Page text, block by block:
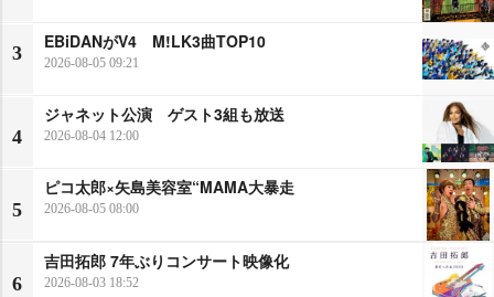
3
EBiDANがV4 M!LK3曲TOP10
2026-08-05 09:21
4
ジャネット公演 ゲスト3組も放送
2026-08-04 12:00
5
ピコ太郎×矢島美容室“MAMA大暴走
2026-08-05 08:00
6
吉田拓郎 7年ぶりコンサート映像化
2026-08-03 18:52